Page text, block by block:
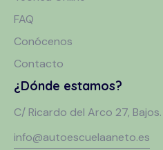
FAQ
Conócenos
Contacto
¿Dónde estamos?
C/ Ricardo del Arco 27,
info@autoescuelaaneto.es